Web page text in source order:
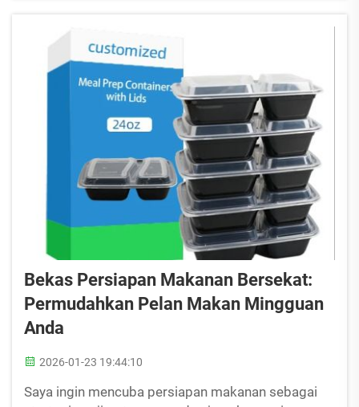
tumpah ke sekolah, tempat kerja, atau pesta piknik.
Dengan bekas yang sesuai...
Bekas Persiapan Makanan Bersekat:
Permudahkan Pelan Makan Mingguan
Anda
2026-01-23 19:44:10
Saya ingin mencuba persiapan makanan sebagai